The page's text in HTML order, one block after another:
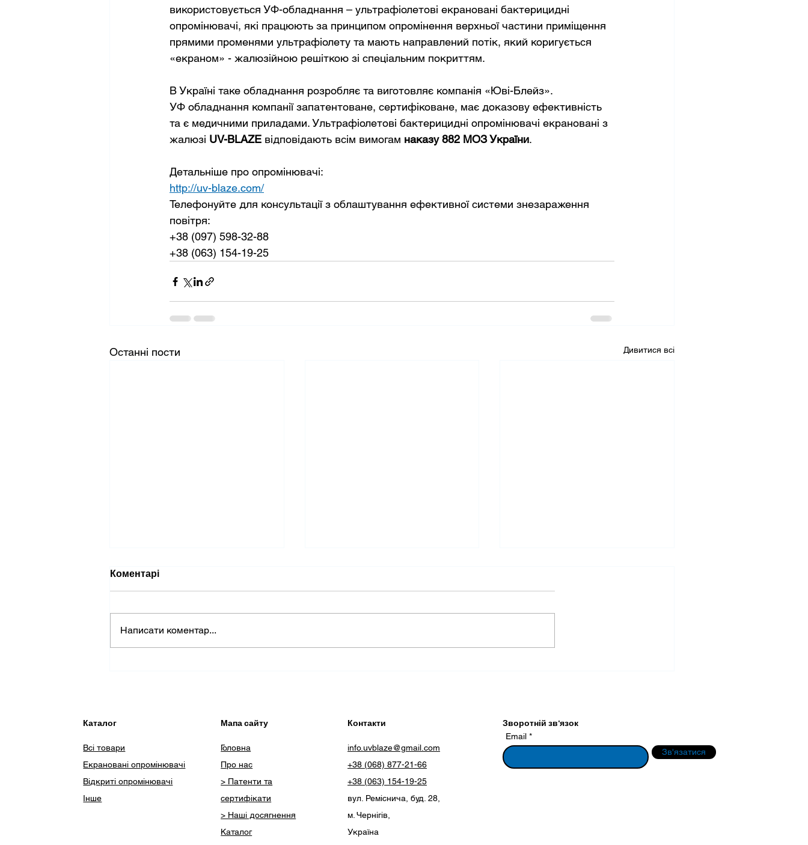
використовується УФ-обладнання – ультрафіолетові екрановані бактерицидні
опромінювачі, які працюють за принципом опромінення верхньої частини приміщення
прямими променями ультрафіолету та мають направлений потік, який коригується
В Україні таке обладнання розробляє та виготовляє компанія «Юві-Блейз».
УФ обладнання компанії запатентоване, сертифіковане, має доказову ефективність
та є медичними приладами. Ультрафіолетові бактерицидні опромінювачі екрановані з
жалюзі UV-BLAZE відповідають всім вимогам наказу 882 МОЗ України.
http://uv-blaze.com/
Телефонуйте для консультації з облаштування ефективної системи знезараження
повітря:
+38 (097) 598-32-88
+38 (063) 154-19-25
Останні пости Дивитися всі
Коментарі
Написати коментар...
Каталог
Всі товари
Екрановані опромінювачі
Відкриті опромінювачі
Інше
Мапа сайту
Головна
Про нас
> Патенти та
сертифікати
> Наші досягнення
Каталог
Контакти
info.uvblaze@gmail.com
+38 (068) 877-21-66
+38 (063) 154-19-25
вул. Реміснича, буд. 28,
м. Чернігів,
Україна
Зворотній зв'язок
Email
Зв'язатися